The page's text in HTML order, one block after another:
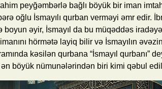
peyğəmbərlə bağlı böyük bir iman
oğlu İsmayılı qurban verməyi əmr edir.
əyir, İsmayıl da bu müqəddəs
hörmətə layiq bilir və İsmayılın
kəsilən qurbana “İsmayıl qurbanı”
böyük nümunələrindən biri kimi qəbul